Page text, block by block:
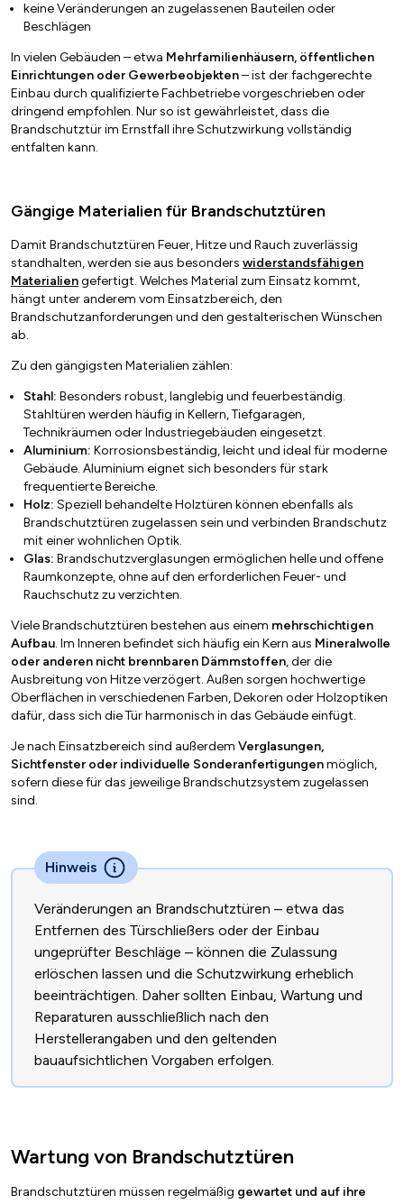
keine Veränderungen an zugelassenen Bauteilen oder
Beschlägen
In vielen Gebäuden – etwa Mehrfamilienhäusern, öffentlichen
Einrichtungen oder Gewerbeobjekten– ist der fachgerechte
Einbau durch qualifizierte Fachbetriebe vorgeschrieben oder
dringend empfohlen. Nur so ist gewährleistet, dass die
Brandschutztür im Ernstfall ihre Schutzwirkung vollständig
entfalten kann.
Gängige Materialien für Brandschutztüren
Damit Brandschutztüren Feuer, Hitze und Rauch zuverlässig
standhalten, werden sie aus besonders widerstandsfähigen
Materialiengefertigt. Welches Material zum Einsatz kommt,
hängt unter anderem vom Einsatzbereich, den
Brandschutzanforderungen und den gestalterischen Wünschen
ab.
Zu den gängigsten Materialien zählen:
Stahl: Besonders robust, langlebig und feuerbeständig.
Stahltüren werden häufig in Kellern, Tiefgaragen,
Technikräumen oder Industriegebäuden eingesetzt.
Aluminium: Korrosionsbeständig, leicht und ideal für moderne
Gebäude. Aluminium eignet sich besonders für stark
frequentierte Bereiche.
Holz: Speziell behandelte Holztüren können ebenfalls als
Brandschutztüren zugelassen sein und verbinden Brandschutz
mit einer wohnlichen Optik.
Glas: Brandschutzverglasungen ermöglichen helle und offene
Raumkonzepte, ohne auf den erforderlichen Feuer- und
Rauchschutz zu verzichten.
Viele Brandschutztüren bestehen aus einem mehrschichtigen
Aufbau. Im Inneren befindet sich häufig ein Kern aus Mineralwolle
oder anderen nicht brennbaren Dämmstoffen, der die
Ausbreitung von Hitze verzögert. Außen sorgen hochwertige
Oberflächen in verschiedenen Farben, Dekoren oder Holzoptiken
dafür, dass sich die Tür harmonisch in das Gebäude einfügt.
Je nach Einsatzbereich sind außerdem Verglasungen,
Sichtfenster oder individuelle Sonderanfertigungenmöglich,
sofern diese für das jeweilige Brandschutzsystem zugelassen
sind.
Hinweis
Veränderungen an Brandschutztüren – etwa das
Entfernen des Türschließers oder der Einbau
ungeprüfter Beschläge – können die Zulassung
erlöschen lassen und die Schutzwirkung erheblich
beeinträchtigen. Daher sollten Einbau, Wartung und
Reparaturen ausschließlich nach den
Herstellerangaben und den geltenden
bauaufsichtlichen Vorgaben erfolgen.
Wartung von Brandschutztüren
Brandschutztüren müssen regelmäßig gewartet und auf ihre